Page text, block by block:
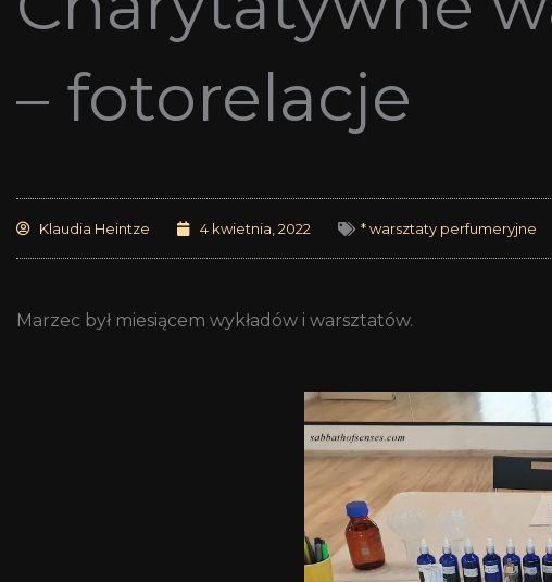
– fotorelacje
Klaudia Heintze 4 kwietnia, 2022 * warsztaty perfumeryjne
Marzec był miesiącem wykładów i warsztatów.